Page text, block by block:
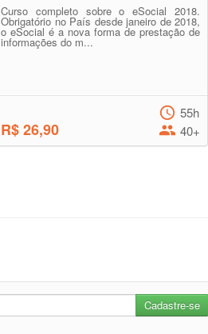
Curso completo sobre o eSocial 2018.
Obrigatório no País desde janeiro de 2018,
o eSocial é a nova forma de prestação de
informações do m...
R$ 26,90
55h
40+